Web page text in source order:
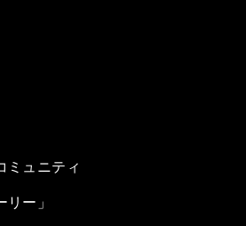
ミュニティ
リー」